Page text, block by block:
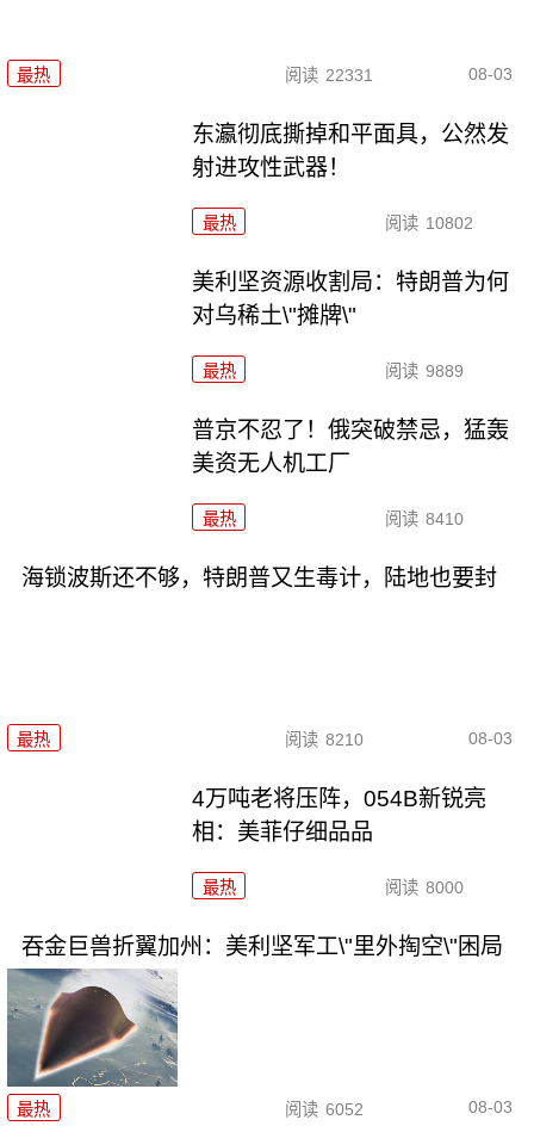
最热 阅读 22331 08-03
东瀛彻底撕掉和平面具，公然发
射进攻性武器！
最热 阅读 10802
美利坚资源收割局：特朗普为何
对乌稀土\"摊牌\"
最热 阅读 9889
普京不忍了！俄突破禁忌，猛轰
美资无人机工厂
最热 阅读 8410
海锁波斯还不够，特朗普又生毒计，陆地也要封
最热 阅读 8210 08-03
4万吨老将压阵，054B新锐亮
相：美菲仔细品品
最热 阅读 8000
吞金巨兽折翼加州：美利坚军工\"里外掏空\"困局
最热 阅读 6052 08-03